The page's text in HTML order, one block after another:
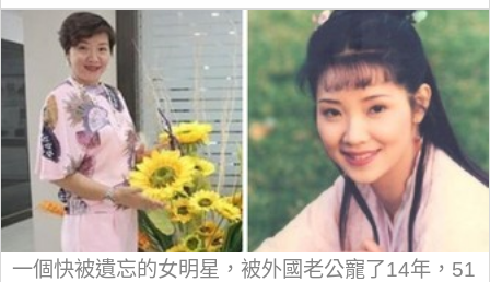
一個快被遺忘的女明星，被外國老公寵了14年，51